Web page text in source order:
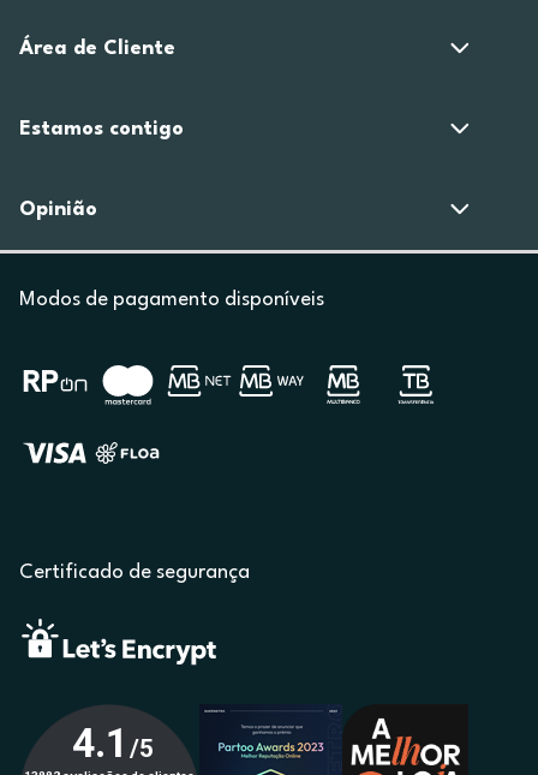
Área de Cliente
Estamos contigo
Opinião
Modos de pagamento disponíveis
Certificado de segurança